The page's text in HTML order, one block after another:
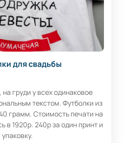
для свадьбы
груди у всех одинаковое
текстом. Футболки из
грамм. Стоимость печати на
в 1920р. 240р за один принт и
упаковку.